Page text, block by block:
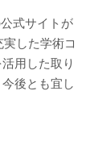
式サイトが
した学術コ
用した取り
後とも宜し